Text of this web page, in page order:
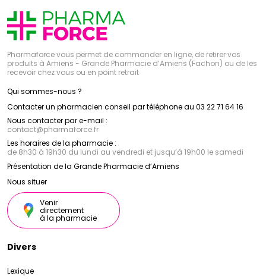
Pharmaforce vous permet de commander en ligne, de retirer vos
produits à Amiens - Grande Pharmacie d’Amiens (Fachon) ou de les
recevoir chez vous ou en point retrait
Qui sommes-nous ?
Contacter un pharmacien conseil par téléphone au 03 22 71 64 16
Nous contacter par e-mail :
contact@pharmaforce.fr
Les horaires de la pharmacie :
de 8h30 à 19h30 du lundi au vendredi et jusqu’à 19h00 le samedi
Présentation de la Grande Pharmacie d’Amiens
Nous situer
Venir
directement
à la pharmacie
Divers
Lexique